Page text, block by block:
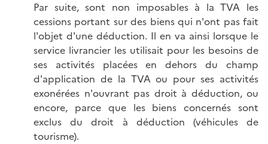
Par suite, sont non imposables à la TVA les
cessions portant sur des biens qui n'ont pas fait
l'objet d'une déduction. Il en va ainsi lorsque le
service livrancier les utilisait pour les besoins de
ses activités placées en dehors du champ
d'application de la TVA ou pour ses activités
exonérées n'ouvrant pas droit à déduction, ou
encore, parce que les biens concernés sont
exclus du droit à déduction (véhicules de
tourisme).